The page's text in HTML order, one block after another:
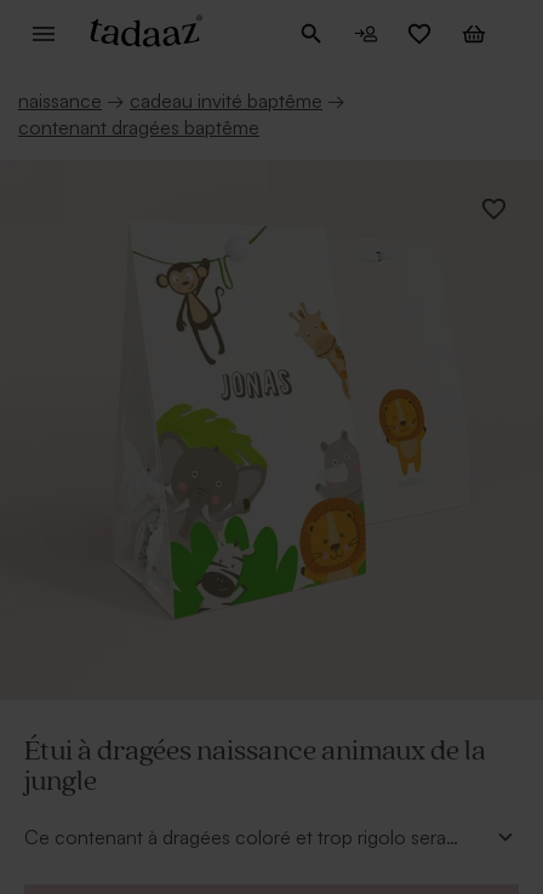
naissance → cadeau invité baptême →
contenant dragées baptême
Étui à dragées naissance animaux de la
jungle
Ce contenant à dragées coloré et trop rigolo sera